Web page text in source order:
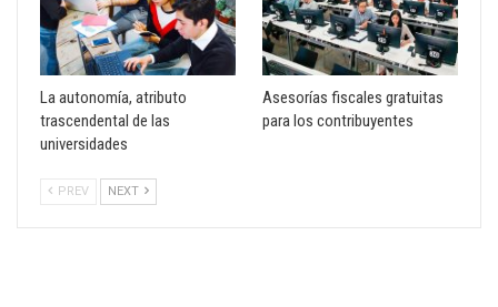
La autonomía, atributo
trascendental de las
universidades
Asesorías fiscales gratuitas
para los contribuyentes
PREV NEXT